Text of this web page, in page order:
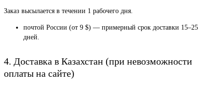
Заказ высылается в течении 1 рабочего дня.
почтой России (от 9 $) — примерный срок доставки 15–25
дней.
4. Доставка в Казахстан (при невозможности
оплаты на сайте)